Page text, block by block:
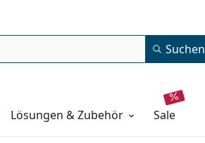
Suchen
Lösungen & Zubehör sale